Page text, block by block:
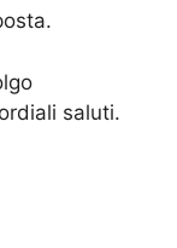
saluti.